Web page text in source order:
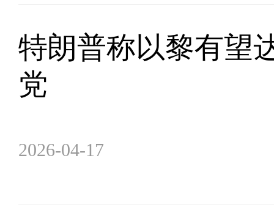
特朗普称以黎有望
党
2026-04-17